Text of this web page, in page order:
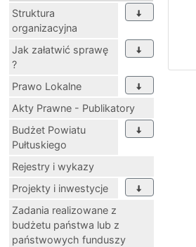
Struktura
organizacyjna
Jak załatwić sprawę
?
Prawo Lokalne
Akty Prawne - Publikatory
Budżet Powiatu
Pułtuskiego
Rejestry i wykazy
Projekty i inwestycje
Zadania realizowane z
budżetu państwa lub z
państwowych funduszy